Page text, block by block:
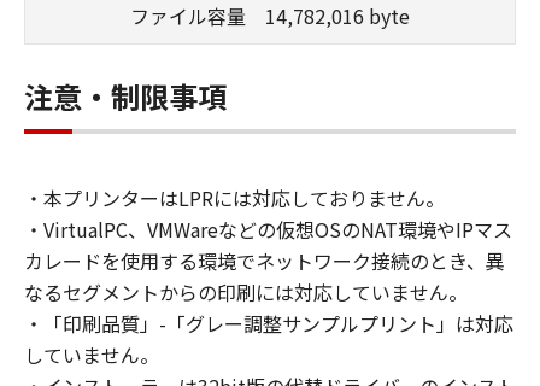
shall include storing, loading, installing,
Software solely for the use with Products
only on computers directly or via network
connected to the Products (the "Designated
You may allow other users of other
computers connected to your Designated
Computer to use the Software, provided that
you must assure that all such users shall abide
by the terms of this Agreement and shall be
subject to restrictions and obligations borne
by you hereunder.
ファイル容量 14,782,016 byte
注意・制限事項
・本プリンターはLPRには対応しておりません。
・VirtualPC、VMWareなどの仮想OSのNAT環境やIPマス
カレードを使用する環境でネットワーク接続のとき、異
なるセグメントからの印刷には対応していません。
・「印刷品質」-「グレー調整サンプルプリント」は対応
していません。